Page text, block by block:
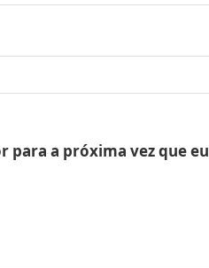
para a próxima vez que eu